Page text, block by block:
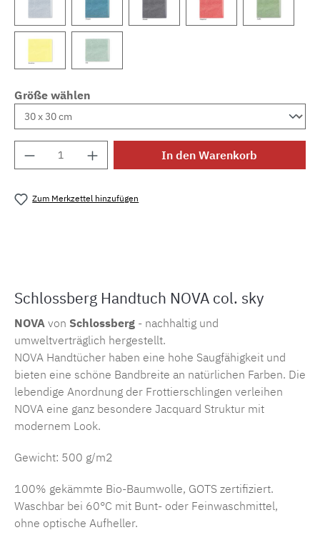
Größe wählen
Produkt Anzahl: Gib den gewünschten
In den Warenkorb
Zum Merkzettel hinzufügen
Schlossberg Handtuch NOVA col. sky
NOVA von Schlossberg - nachhaltig und
umweltverträglich hergestellt.
NOVA Handtücher haben eine hohe Saugfähigkeit und
bieten eine schöne Bandbreite an natürlichen Farben. Die
lebendige Anordnung der Frottierschlingen verleihen
NOVA eine ganz besondere Jacquard Struktur mit
modernem Look.
Gewicht: 500 g/m2
100% gekämmte Bio-Baumwolle, GOTS zertifiziert.
Waschbar bei 60°C mit Bunt- oder Feinwaschmittel,
ohne optische Aufheller.